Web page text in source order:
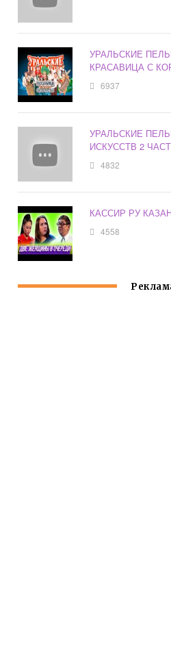
УРАЛЬСКИЕ
КРАСАВИЦА С
6937
УРАЛЬСКИЕ
ИСКУССТВ 2
4832
КАССИР РУ
4558